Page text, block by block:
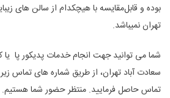
بوده و قابل‌مقایسه با هیچکدام از سالن های
تهران نمیباشد.
شما می توانید جهت انجام خدمات پدیکور پا
سعادت آباد تهران، از طریق شماره های تماس
تماس حاصل فرمایید. منتظر حضور شما هستیم.